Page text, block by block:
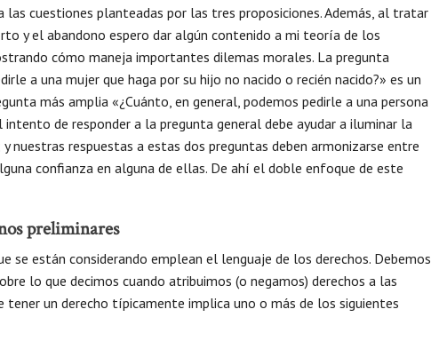
las cuestiones planteadas por las tres proposiciones. Además, al tratar
y el abandono espero dar algún contenido a mi teoría de los
cómo maneja importantes dilemas morales. La pregunta
a una mujer que haga por su hijo no nacido o recién nacido?» es un
más amplia «¿Cuánto, en general, podemos pedirle a una persona
intento de responder a la pregunta general debe ayudar a iluminar la
y nuestras respuestas a estas dos preguntas deben armonizarse entre
confianza en alguna de ellas. De ahí el doble enfoque de este
preliminares
se están considerando emplean el lenguaje de los derechos. Debemos
lo que decimos cuando atribuimos (o negamos) derechos a las
tener un derecho típicamente implica uno o más de los siguientes